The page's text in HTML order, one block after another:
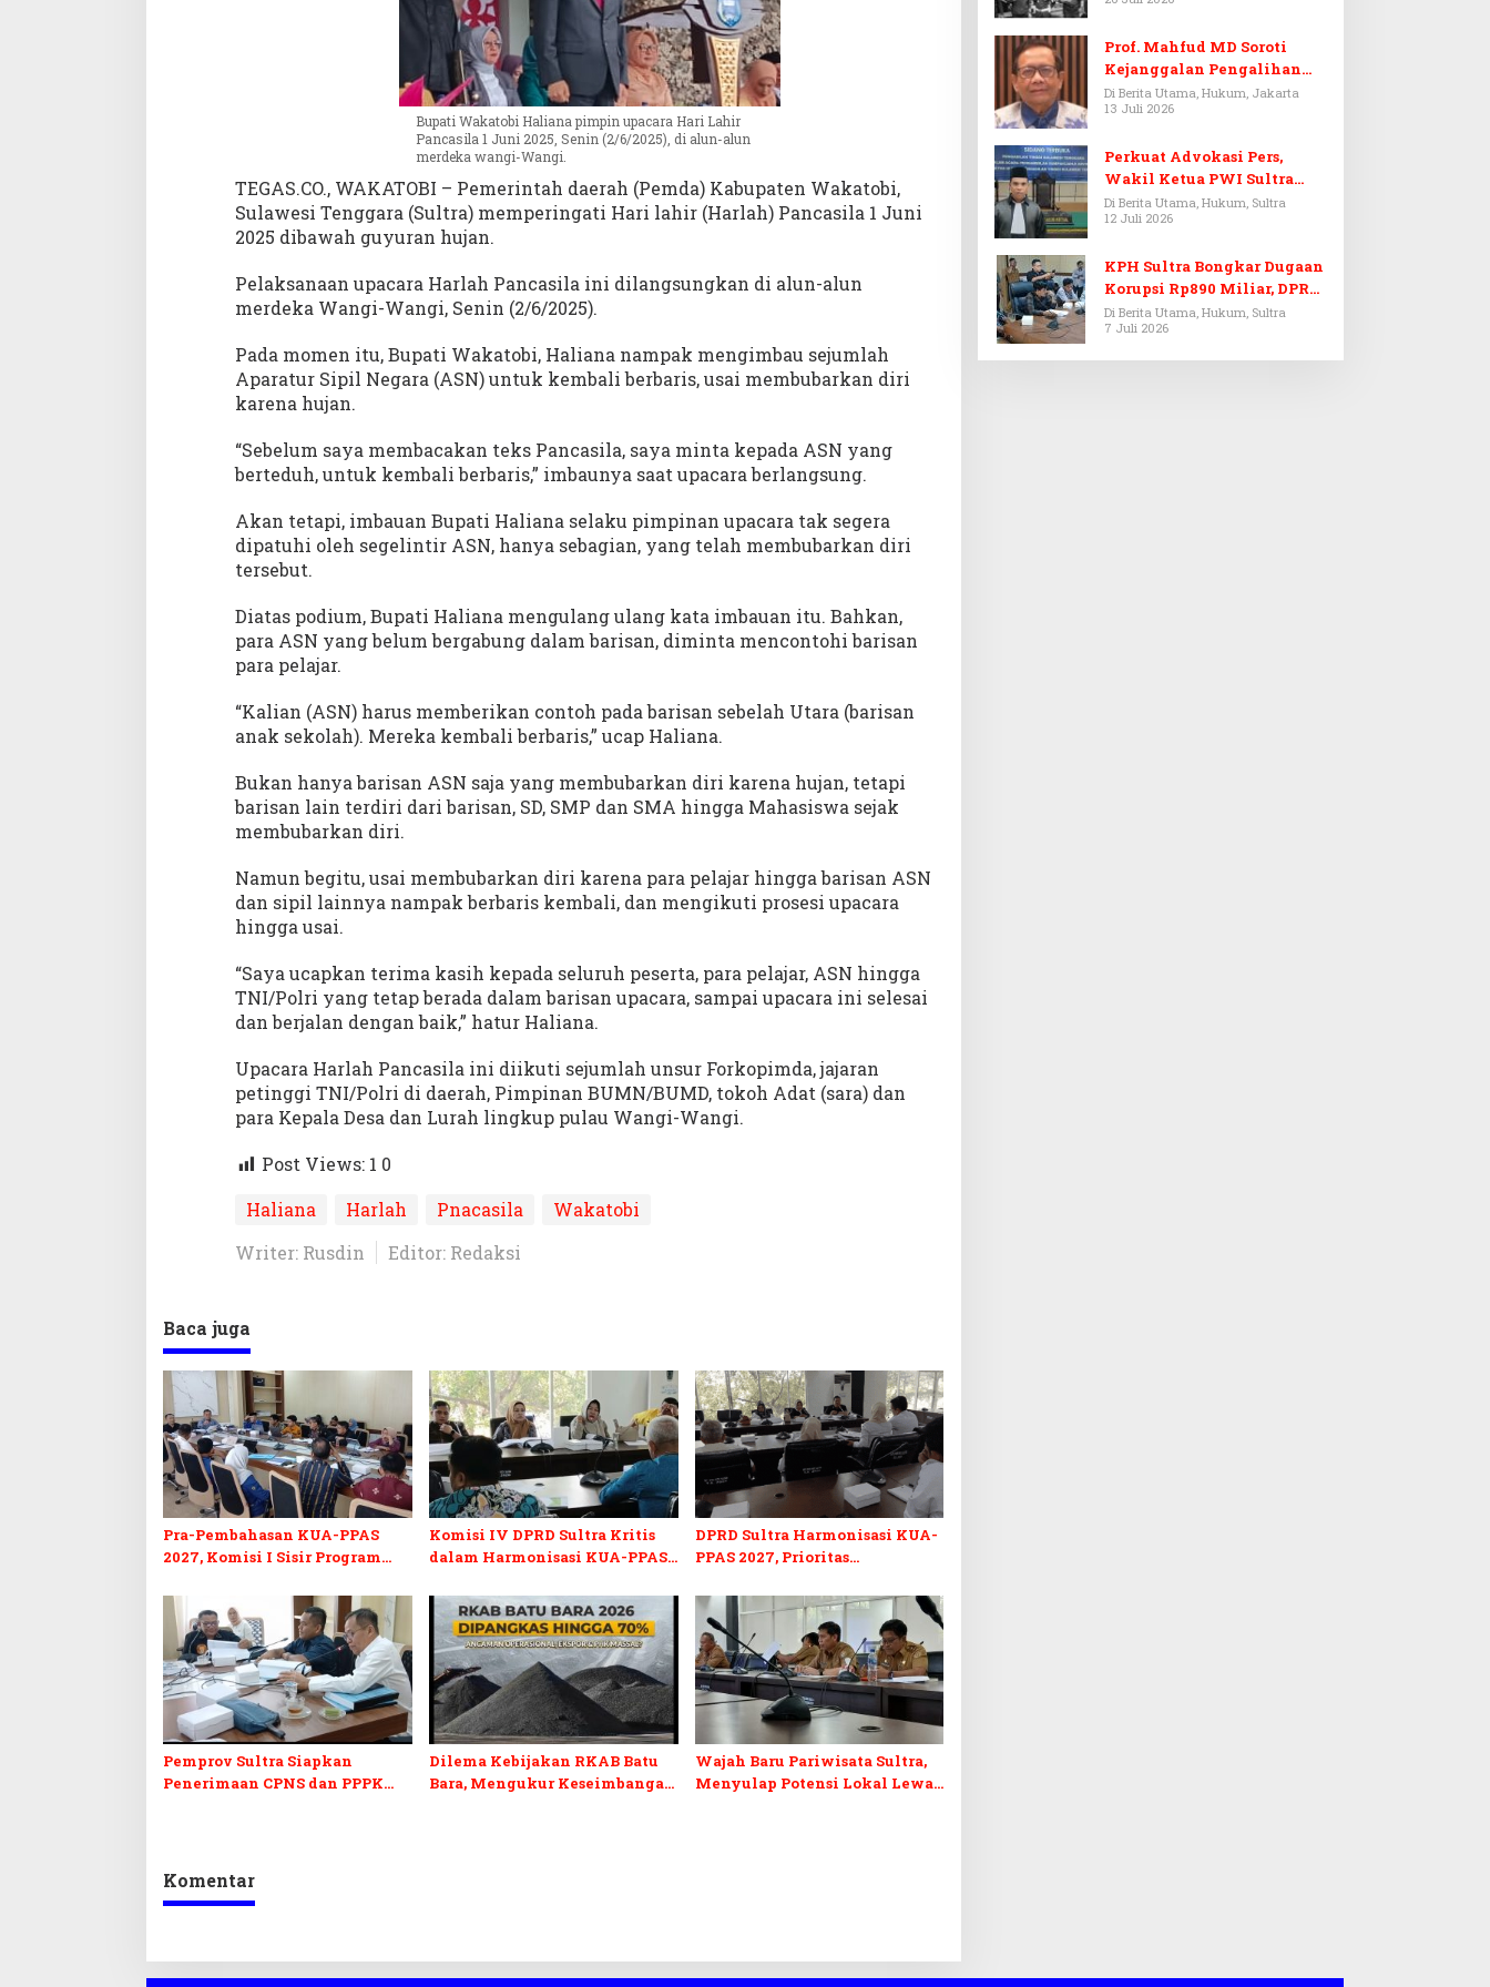
k
a
n
a
r
s
a
n
p
d
a
a
r
h
P
a
c
a
s
l
a
Bupati Wakatobi Haliana pimpin upacara Hari Lahir
Pancasila 1 Juni 2025, Senin (2/6/2025), di alun-alun
merdeka wangi-Wangi.
TEGAS.CO., WAKATOBI – Pemerintah daerah (Pemda) Kabupaten Wakatobi,
Sulawesi Tenggara (Sultra) memperingati Hari lahir (Harlah) Pancasila 1 Juni
2025 dibawah guyuran hujan.
Pelaksanaan upacara Harlah Pancasila ini dilangsungkan di alun-alun
merdeka Wangi-Wangi, Senin (2/6/2025).
Pada momen itu, Bupati Wakatobi, Haliana nampak mengimbau sejumlah
Aparatur Sipil Negara (ASN) untuk kembali berbaris, usai membubarkan diri
karena hujan.
“Sebelum saya membacakan teks Pancasila, saya minta kepada ASN yang
berteduh, untuk kembali berbaris,” imbaunya saat upacara berlangsung.
Akan tetapi, imbauan Bupati Haliana selaku pimpinan upacara tak segera
dipatuhi oleh segelintir ASN, hanya sebagian, yang telah membubarkan diri
tersebut.
Diatas podium, Bupati Haliana mengulang ulang kata imbauan itu. Bahkan,
para ASN yang belum bergabung dalam barisan, diminta mencontohi barisan
para pelajar.
“Kalian (ASN) harus memberikan contoh pada barisan sebelah Utara (barisan
anak sekolah). Mereka kembali berbaris,” ucap Haliana.
Bukan hanya barisan ASN saja yang membubarkan diri karena hujan, tetapi
barisan lain terdiri dari barisan, SD, SMP dan SMA hingga Mahasiswa sejak
membubarkan diri.
Namun begitu, usai membubarkan diri karena para pelajar hingga barisan ASN
dan sipil lainnya nampak berbaris kembali, dan mengikuti prosesi upacara
hingga usai.
“Saya ucapkan terima kasih kepada seluruh peserta, para pelajar, ASN hingga
TNI/Polri yang tetap berada dalam barisan upacara, sampai upacara ini selesai
dan berjalan dengan baik,” hatur Haliana.
Upacara Harlah Pancasila ini diikuti sejumlah unsur Forkopimda, jajaran
petinggi TNI/Polri di daerah, Pimpinan BUMN/BUMD, tokoh Adat (sara) dan
para Kepala Desa dan Lurah lingkup pulau Wangi-Wangi.
Post Views: 1 0
Haliana
Harlah Pnacasila
Wakatobi
Writer: Rusdin
Editor: Redaksi
Baca juga
Pra-Pembahasan KUA-PPAS
2027, Komisi I Sisir Program
Komisi IV DPRD Sultra Kritis
dalam Harmonisasi KUA-PPAS
DPRD Sultra Harmonisasi KUA-
PPAS 2027, Prioritas
Pelunasan Utang Infrastruktur
Pemprov Sultra Siapkan
Penerimaan CPNS dan PPPK
Dilema Kebijakan RKAB Batu
Bara, Mengukur Keseimbangan
Wajah Baru Pariwisata Sultra,
Menyulap Potensi Lokal Lewat
Komentar
Prof. Mahfud MD Soroti
Kejanggalan Pengalihan
Penyelidikan Tersangka
Febrie Adriansyah
Di Berita Utama, Hukum, Jakarta
13 Juli 2026
Perkuat Advokasi Pers,
Wakil Ketua PWI Sultra
Resmi Dilantik Menjadi
Advokat PERADI
Di Berita Utama, Hukum, Sultra
12 Juli 2026
KPH Sultra Bongkar Dugaan
Korupsi Rp890 Miliar, DPRD
Sultra Gelar RDP
Di Berita Utama, Hukum, Sultra
7 Juli 2026